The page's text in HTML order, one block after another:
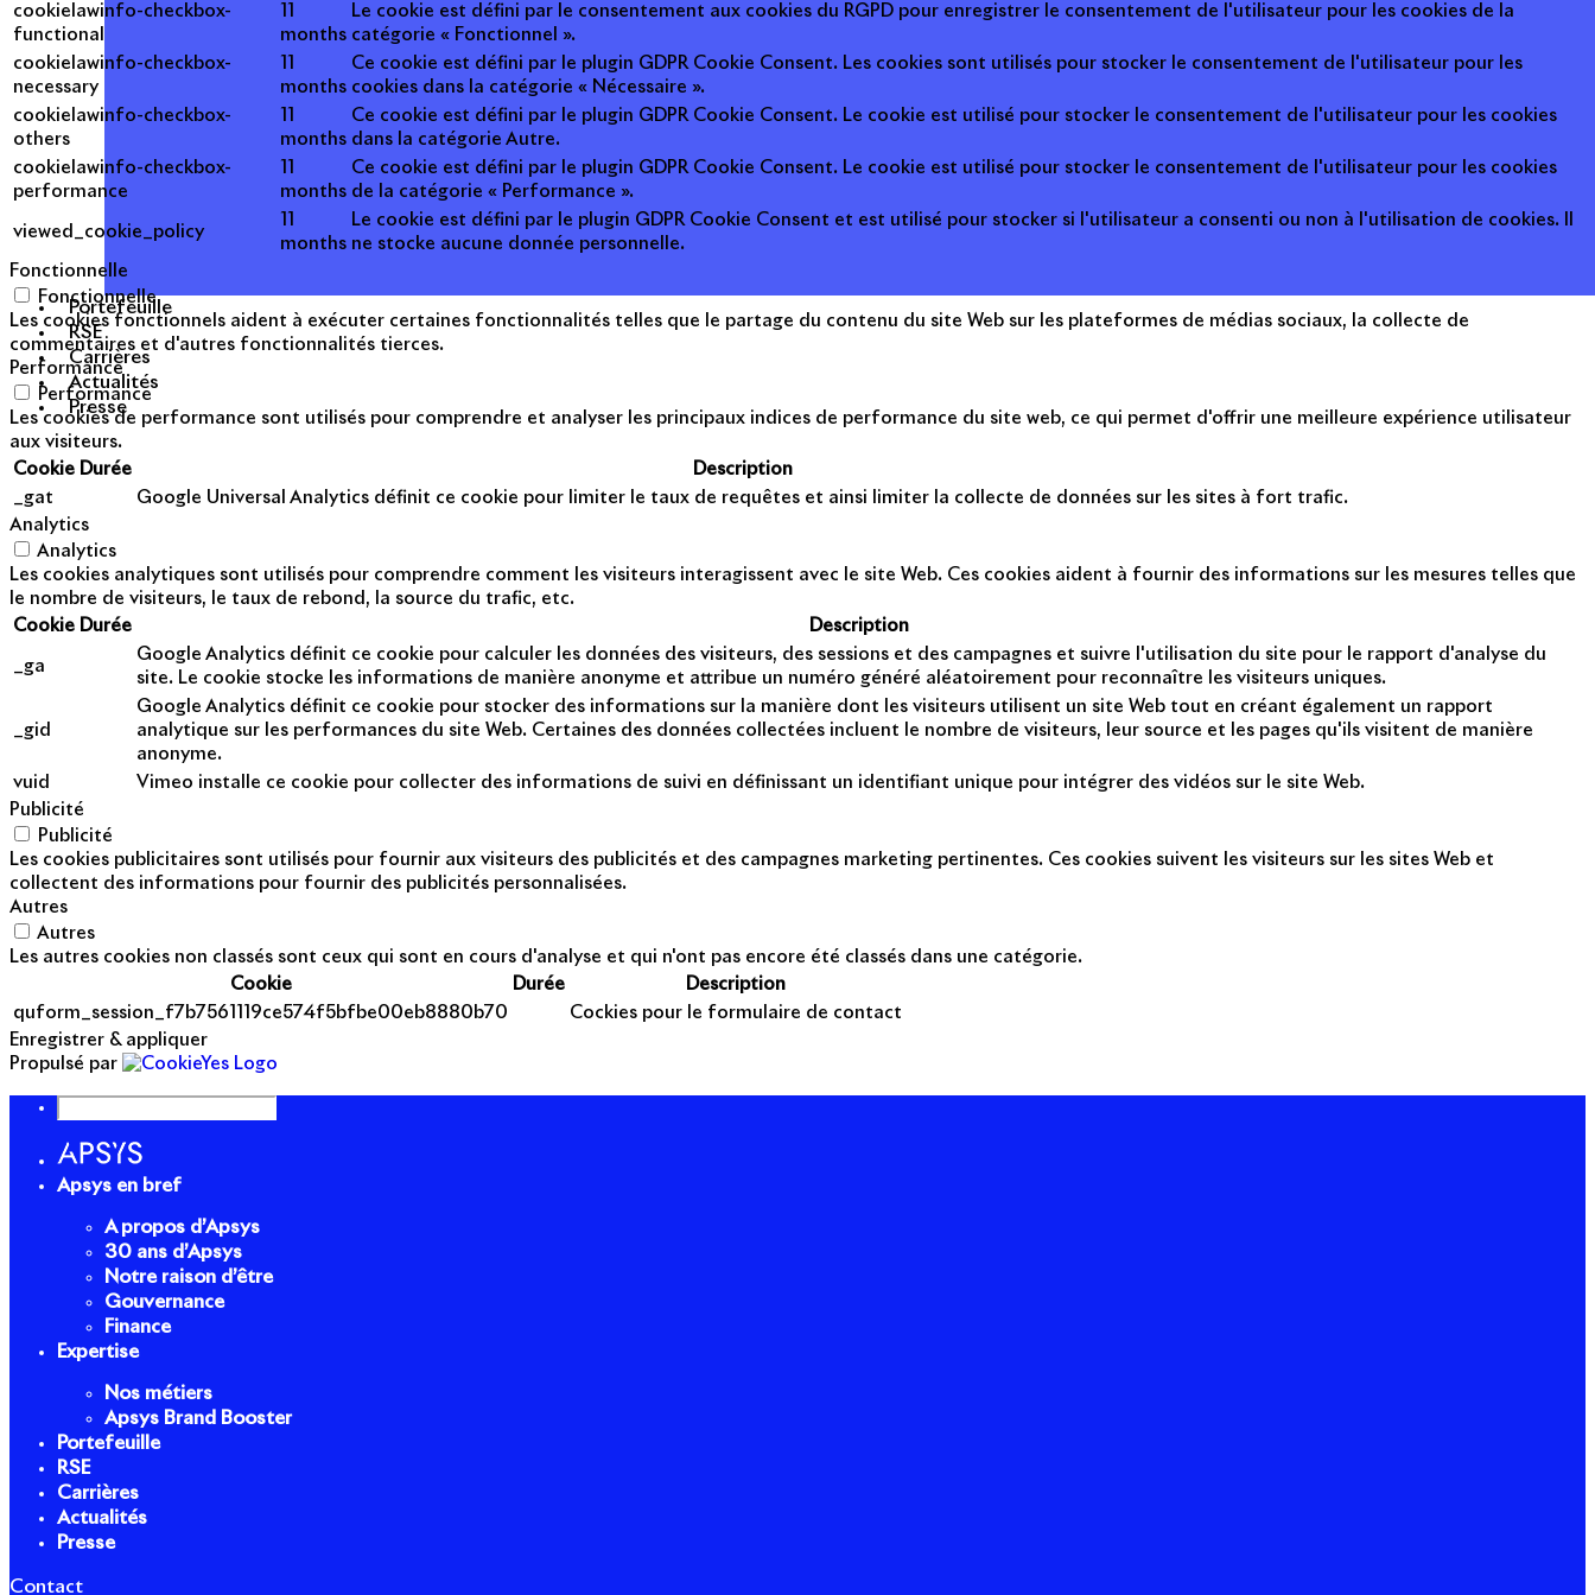
Portefeuille
RSE
Carrières
Actualités
Presse
cookielawinfo-checkbox-
functional
months
Le cookie est défini par le consentement aux cookies du RGPD pour enregistrer le consentement de l'utilisateur pour les cookies de la
catégorie « Fonctionnel ».
cookielawinfo-checkbox-
necessary
months
Ce cookie est défini par le plugin GDPR Cookie Consent. Les cookies sont utilisés pour stocker le consentement de l'utilisateur pour les
cookies dans la catégorie « Nécessaire ».
cookielawinfo-checkbox-
others
months
Ce cookie est défini par le plugin GDPR Cookie Consent. Le cookie est utilisé pour stocker le consentement de l'utilisateur pour les cookies
dans la catégorie Autre.
cookielawinfo-checkbox-
performance
months
Ce cookie est défini par le plugin GDPR Cookie Consent. Le cookie est utilisé pour stocker le consentement de l'utilisateur pour les cookies
de la catégorie « Performance ».
viewed_cookie_policy
months
Le cookie est défini par le plugin GDPR Cookie Consent et est utilisé pour stocker si l'utilisateur a consenti ou non à l'utilisation de cookies. Il
ne stocke aucune donnée personnelle.
Fonctionnelle
Fonctionnelle
Les cookies fonctionnels aident à exécuter certaines fonctionnalités telles que le partage du contenu du site Web sur les plateformes de médias sociaux, la collecte de
commentaires et d'autres fonctionnalités tierces.
Performance
Performance
Les cookies de performance sont utilisés pour comprendre et analyser les principaux indices de performance du site web, ce qui permet d'offrir une meilleure expérience utilisateur
aux visiteurs.
Cookie Durée
Description
_gat
Google Universal Analytics définit ce cookie pour limiter le taux de requêtes et ainsi limiter la collecte de données sur les sites à fort trafic.
Analytics
Analytics
Les cookies analytiques sont utilisés pour comprendre comment les visiteurs interagissent avec le site Web. Ces cookies aident à fournir des informations sur les mesures telles que
le nombre de visiteurs, le taux de rebond, la source du trafic, etc.
Cookie Durée Description
_ga
Google Analytics définit ce cookie pour calculer les données des visiteurs, des sessions et des campagnes et suivre l'utilisation du site pour le rapport d'analyse du
site. Le cookie stocke les informations de manière anonyme et attribue un numéro généré aléatoirement pour reconnaître les visiteurs uniques.
_gid
Google Analytics définit ce cookie pour stocker des informations sur la manière dont les visiteurs utilisent un site Web tout en créant également un rapport
analytique sur les performances du site Web. Certaines des données collectées incluent le nombre de visiteurs, leur source et les pages qu'ils visitent de manière
anonyme.
vuid
Vimeo installe ce cookie pour collecter des informations de suivi en définissant un identifiant unique pour intégrer des vidéos sur le site Web.
Publicité
Publicité
Les cookies publicitaires sont utilisés pour fournir aux visiteurs des publicités et des campagnes marketing pertinentes. Ces cookies suivent les visiteurs sur les sites Web et
collectent des informations pour fournir des publicités personnalisées.
Autres
Autres
Les autres cookies non classés sont ceux qui sont en cours d'analyse et qui n'ont pas encore été classés dans une catégorie.
Cookie
Durée
Description
quform_session_f7b7561119ce574f5bfbe00eb8880b70
Cockies pour le formulaire de contact
Enregistrer & appliquer
Propulsé par
Apsys en bref
A propos d’Apsys
30 ans d’Apsys
Notre raison d’être
Gouvernance
Finance
Expertise
Nos métiers
Apsys Brand Booster
Portefeuille
RSE
Carrières
Actualités
Presse
Contact